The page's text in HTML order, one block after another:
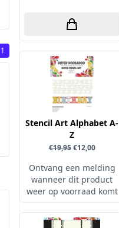
1
Stencil Art Alphabet A-
Z
€19,95€12,00
Ontvang een melding
wanneer dit product
weer op voorraad komt